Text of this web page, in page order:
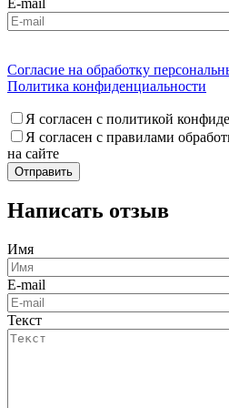
Согласие на обработку
Политика конфиденциальности
Я согласен с политикой
Я согласен с правилами
на сайте
Написать отзыв
Имя
E-mail
Текст